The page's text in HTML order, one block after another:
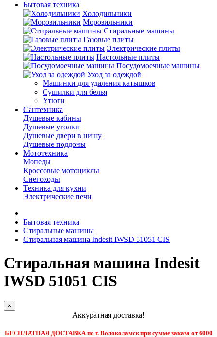
Бытовая техника
Холодильники
Морозильники
Стиральные машины
Газовые плиты
Электрические плиты
Настольные плиты
Посудомоечные машины
Уход за одеждой
Машинки для удаления катышков
Сушилки для белья
Утюги
Сантехника
Душевые кабины
Душевые уголки
Душевые двери в нишу
Душевые поддоны
Мототехника
Мопеды
Кроссовые мотоциклы
Снегоходы
Техника для кухни
Электрические печи
Бытовая техника
Стиральные машины
Стиральная машина Indesit IWSD 51051 CIS
Стиральная машина Indesit
IWSD 51051 CIS
×
Аккуратная доставка!
БЕСПЛАТНАЯ ДОСТАВКА по г. Волоколамск при сумме заказа от 6000